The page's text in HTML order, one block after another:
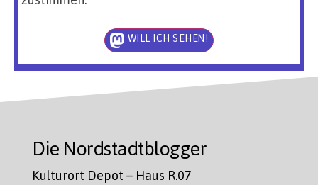
WILL ICH SEHEN!
Die Nordstadtblogger
Kulturort Depot – Haus R.07